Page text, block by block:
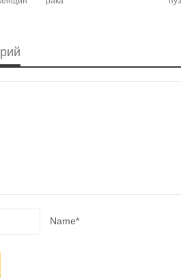
Name*